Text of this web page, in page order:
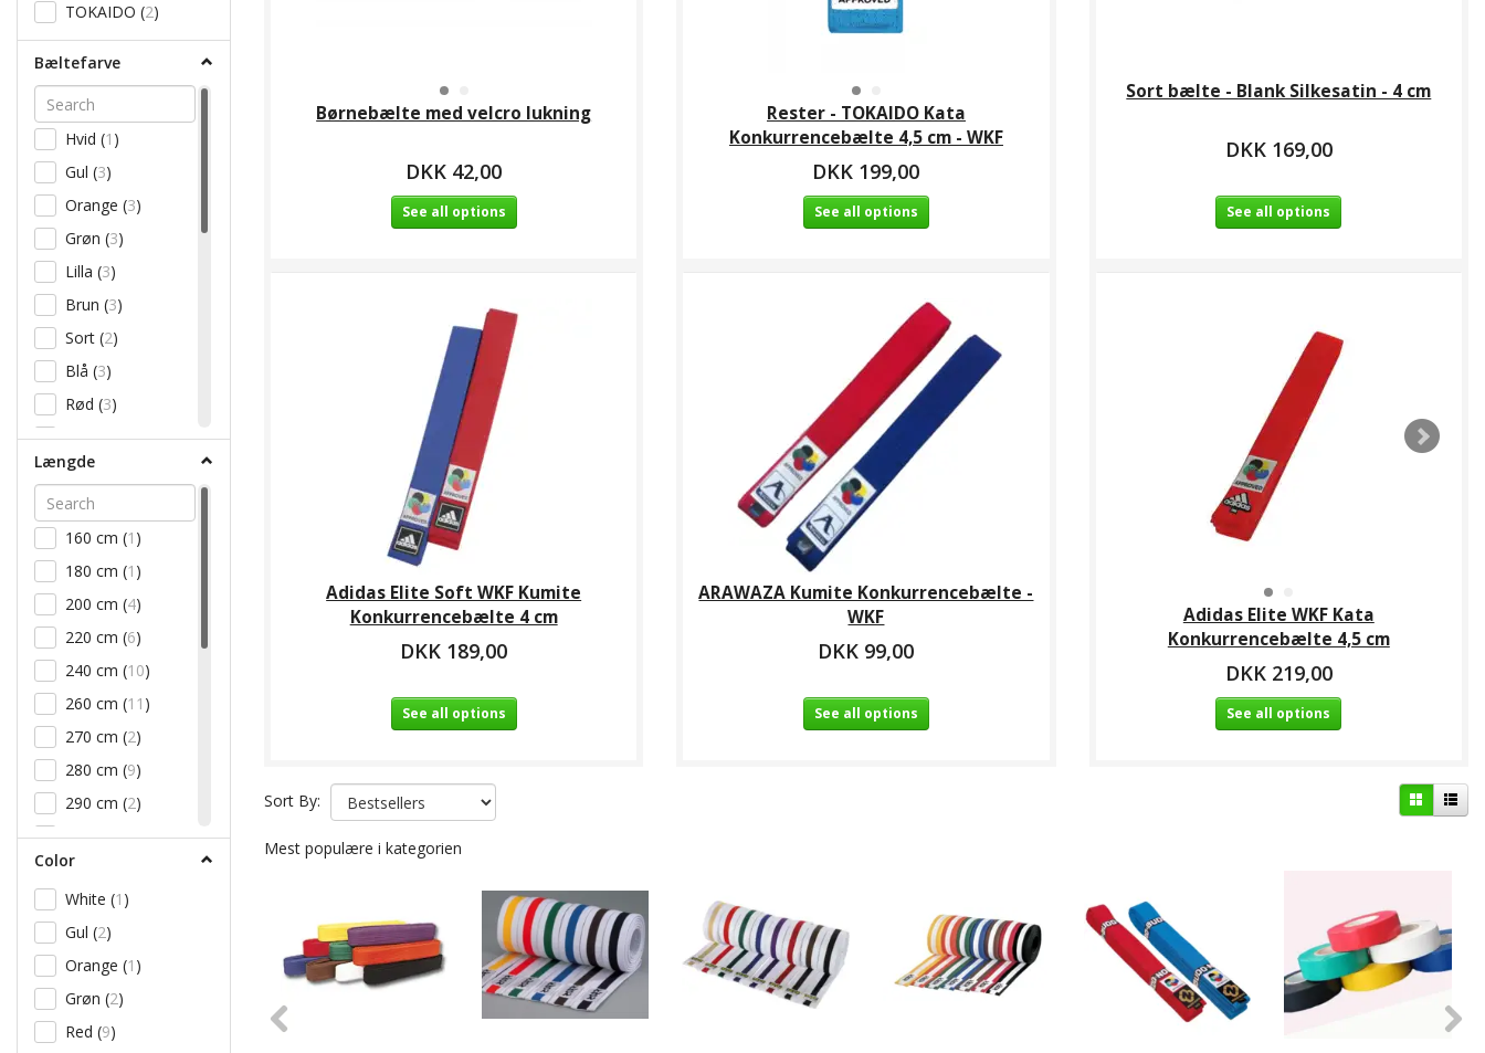
TOKAIDO (2)
Bæltefarve
Hvid (1 )
Gul (3)
Orange (3)
Grøn (3)
Lilla (3)
Brun (3)
Sort (2)
Blå (3)
Rød (3)
Gul m/ hvid streg
(1)
Orange m/ hvid
streg
Lilla m/ hvid streg
(1)
Brun m/ hvid
(1)
Rød m/ hvid streg
(1)
Sort m/ hvid streg
Længde
160 cm (1 )
180 cm (1 )
200 cm (4)
220 cm (6)
240 cm (10)
260 cm (11 )
270 cm (2)
280 cm (9)
290 cm (2)
300 cm(9)
310 cm
320 cm (8
330 cm
350 cm (1 )
3 =255cm
4 = 275cm
Color
White (1 )
Gul (2)
Orange (1 )
Grøn (2)
Red (9)
Børnebælte med velcro lukning
DKK 42,00
See all options
Rester - TOKAIDO Kata
Konkurrencebælte 4,5 cm - WKF
DKK 199,00
See all options
Sort bælte - Blank Silkesatin - 4 cm
DKK 169,00
See all options
Adidas Elite Soft WKF Kumite
Konkurrencebælte 4 cm
DKK 189,00
See all options
ARAWAZA Kumite Konkurrencebælte -
WKF
DKK 99,00
See all options
Adidas Elite WKF Kata
Konkurrencebælte 4,5 cm
DKK 219,00
See all options
Sort By:
Mest populære i kategorien